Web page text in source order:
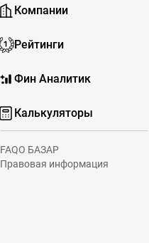
Компании
Рейтинги
Фин Аналитик
Калькуляторы
FAQО БАЗАР
Правовая информация